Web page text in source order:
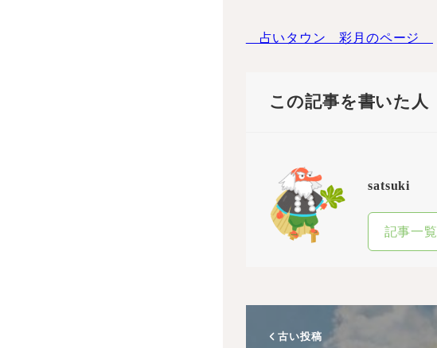
占いタウン 彩月のページ
この記事を書いた人
satsuki
記事一覧
古い投稿